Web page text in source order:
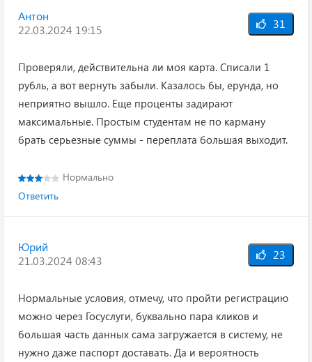
Антон
22.03.2024 19:15
31
Проверяли, действительна ли моя карта. Списали 1
рубль, а вот вернуть забыли. Казалось бы, ерунда, но
неприятно вышло. Еще проценты задирают
максимальные. Простым студентам не по карману
брать серьезные суммы - переплата большая выходит.
Нормально
Ответить
Юрий
21.03.2024 08:43
23
Нормальные условия, отмечу, что пройти регистрацию
можно через Госуслуги, буквально пара кликов и
большая часть данных сама загружается в систему, не
нужно даже паспорт доставать. Да и вероятность